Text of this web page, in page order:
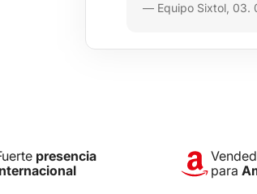
— Equipo Sixtol, 03.
presencia
para